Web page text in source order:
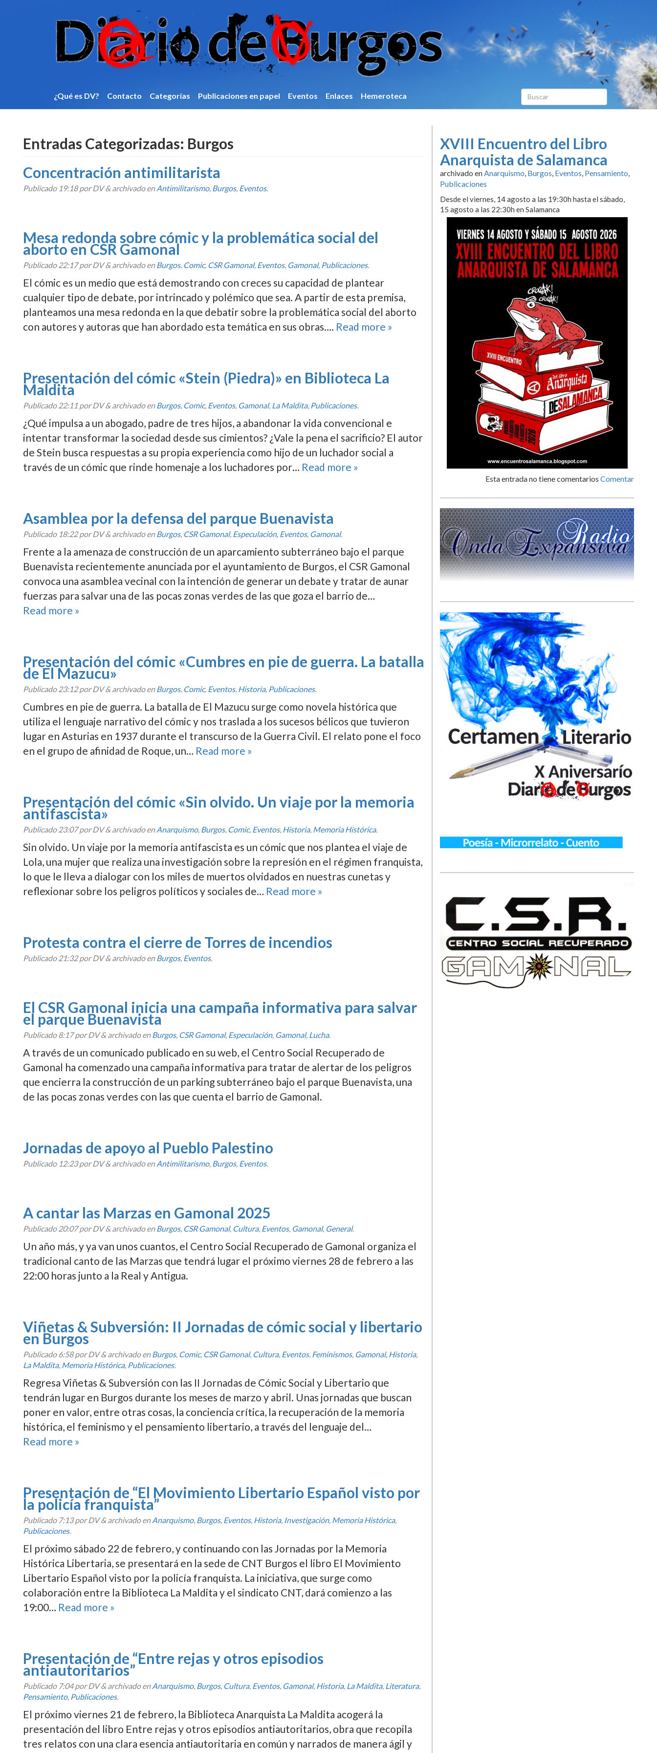
¿Qué es DV? Contacto Categorí­as Publicaciones en papel Eventos Enlaces Hemeroteca
Entradas Categorizadas: Burgos
Concentración antimilitarista
Publicado 19:18por DV&archivado enAntimilitarismo, Burgos, Eventos.
Mesa redonda sobre cómic y la problemática social del
aborto en CSR Gamonal
Publicado22:17por DV&archivado enBurgos, Comic, CSR Gamonal, Eventos, Gamonal, Publicaciones.
El cómic es un medio que está demostrando con creces su capacidad de plantear
cualquier tipo de debate, por intrincado y polémico que sea. A partir de esta premisa,
planteamos una mesa redonda en la que debatir sobre la problemática social del aborto
con autores y autoras que han abordado esta temática en sus obras…. Read more »
Presentación del cómic «Stein (Piedra)» en Biblioteca La
Maldita
Publicado22:11 por DV&archivado enBurgos, Comic, Eventos, Gamonal, La Maldita, Publicaciones.
¿Qué impulsa a un abogado, padre de tres hijos, a abandonar la vida convencional e
intentar transformar la sociedad desde sus cimientos? ¿Vale la pena el sacrificio? El autor
de Stein busca respuestas a su propia experiencia como hijo de un luchador social a
través de un cómic que rinde homenaje a los luchadores por… Read more »
Asamblea por la defensa del parque Buenavista
Publicado 18:22por DV&archivado enBurgos, CSR Gamonal, Especulación, Eventos, Gamonal.
Frente a la amenaza de construcción de un aparcamiento subterráneo bajo el parque
Buenavista recientemente anunciada por el ayuntamiento de Burgos, el CSR Gamonal
convoca una asamblea vecinal con la intención de generar un debate y tratar de aunar
fuerzas para salvar una de las pocas zonas verdes de las que goza el barrio de…
Read more »
Presentación del cómic «Cumbres en pie de guerra. La batalla
de El Mazucu»
Publicado23:12por DV&archivado enBurgos, Comic, Eventos, Historia, Publicaciones.
Cumbres en pie de guerra. La batalla de El Mazucu surge como novela histórica que
utiliza el lenguaje narrativo del cómic y nos traslada a los sucesos bélicos que tuvieron
lugar en Asturias en 1937 durante el transcurso de la Guerra Civil. El relato pone el foco
en el grupo de afinidad de Roque, un… Read more »
Presentación del cómic «Sin olvido. Un viaje por la memoria
antifascista»
Publicado23:07por DV&archivado enAnarquismo, Burgos, Comic, Eventos, Historia, Memoria Histórica.
Sin olvido. Un viaje por la memoria antifascista es un cómic que nos plantea el viaje de
Lola, una mujer que realiza una investigación sobre la represión en el régimen franquista,
lo que le lleva a dialogar con los miles de muertos olvidados en nuestras cunetas y
reflexionar sobre los peligros políticos y sociales de… Read more »
Protesta contra el cierre de Torres de incendios
Publicado21:32por DV&archivado enBurgos, Eventos.
El CSR Gamonal inicia una campaña informativa para salvar
el parque Buenavista
Publicado8:17por DV&archivado enBurgos, CSR Gamonal, Especulación, Gamonal, Lucha.
A través de un comunicado publicado en su web, el Centro Social Recuperado de
Gamonal ha comenzado una campaña informativa para tratar de alertar de los peligros
que encierra la construcción de un parking subterráneo bajo el parque Buenavista, una
de las pocas zonas verdes con las que cuenta el barrio de Gamonal.
Jornadas de apoyo al Pueblo Palestino
Publicado 12:23por DV&archivado enAntimilitarismo, Burgos, Eventos.
A cantar las Marzas en Gamonal 2025
Publicado20:07por DV&archivado enBurgos, CSR Gamonal, Cultura, Eventos, Gamonal, General.
Un año más, y ya van unos cuantos, el Centro Social Recuperado de Gamonal organiza el
tradicional canto de las Marzas que tendrá lugar el próximo viernes 28 de febrero a las
22:00 horas junto a la Real y Antigua.
Viñetas & Subversión: II Jornadas de cómic social y libertario
en Burgos
Publicado6:58por DV&archivado enBurgos, Comic, CSR Gamonal, Cultura, Eventos, Feminismos, Gamonal, Historia,
La Maldita, Memoria Histórica, Publicaciones.
Regresa Viñetas & Subversión con las II Jornadas de Cómic Social y Libertario que
tendrán lugar en Burgos durante los meses de marzo y abril. Unas jornadas que buscan
poner en valor, entre otras cosas, la conciencia crítica, la recuperación de la memoria
histórica, el feminismo y el pensamiento libertario, a través del lenguaje del…
Read more »
Presentación de “El Movimiento Libertario Español visto por
la policía franquista”
Publicado 7:13por DV&archivado enAnarquismo, Burgos, Eventos, Historia, Investigación, Memoria Histórica,
Publicaciones.
El próximo sábado 22 de febrero, y continuando con las Jornadas por la Memoria
Histórica Libertaria, se presentará en la sede de CNT Burgos el libro El Movimiento
Libertario Español visto por la policía franquista. La iniciativa, que surge como
colaboración entre la Biblioteca La Maldita y el sindicato CNT, dará comienzo a las
19:00… Read more »
Presentación de “Entre rejas y otros episodios
antiautoritarios”
Publicado 7:04por DV&archivado enAnarquismo, Burgos, Cultura, Eventos, Gamonal, Historia, La Maldita, Literatura,
Pensamiento, Publicaciones.
El próximo viernes 21 de febrero, la Biblioteca Anarquista La Maldita acogerá la
presentación del libro Entre rejas y otros episodios antiautoritarios, obra que recopila
tres relatos con una clara esencia antiautoritaria en común y narrados de manera ágil y
XVIII Encuentro del Libro
Anarquista de Salamanca
archivado enAnarquismo, Burgos, Eventos, Pensamiento,
Publicaciones
Desde el viernes, 14 agosto a las 19:30h hasta el sábado,
15 agosto a las 22:30h en Salamanca
Esta entrada no tiene comentarios Comentar